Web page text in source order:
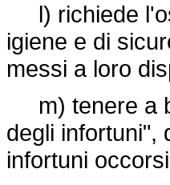
l) richiede
igiene e di
messi a loro
m) tenere a
degli infortuni",
infortuni